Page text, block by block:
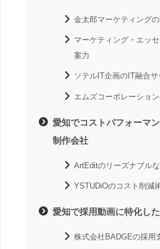
金太郎マーケティング
マーケティング・エッ
案力
ソテルIT企画のIT融合サ
エムズコーポレーショ
愛知でコストパフォーマ
制作会社
ArtEditのリーズナブル
YSTUDiOのコスト削減
愛知で採用動画に特化し
株式会社BADGEの採用